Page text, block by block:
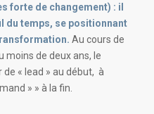
forte de changement) : il
du temps, se positionnant
Au cours de
moins de deux ans, le
« lead » au début, à
» » à la fin.